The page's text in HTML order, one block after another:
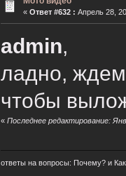
« Ответ #632 : Апрель 28,
admin,
ладно,
чтобы
« Последнее редактирование:
ответы на вопросы: Почему? и